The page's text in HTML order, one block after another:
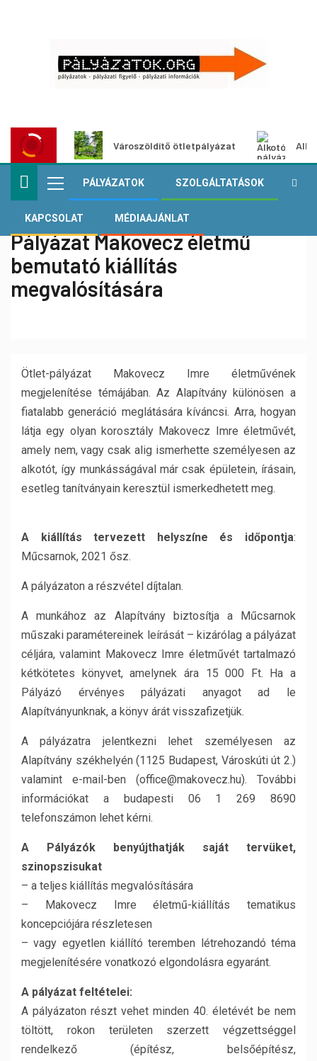
Városzöldítő ötletpályázat
PÁLYÁZATOK SZOLGÁLTATÁSOK
KAPCSOLAT MÉDIAAJÁNLAT
Pályázat Makovecz életmű
bemutató kiállítás
megvalósítására
Ötlet-pályázat Makovecz Imre életművének
megjelenítése témájában. Az Alapítvány különösen a
fiatalabb generáció meglátására kíváncsi. Arra, hogyan
látja egy olyan korosztály Makovecz Imre életművét,
amely nem, vagy csak alig ismerhette személyesen az
alkotót, így munkásságával már csak épületein, írásain,
esetleg tanítványain keresztül ismerkedhetett meg.
A kiállítás tervezett helyszíne és időpontja:
Műcsarnok, 2021 ősz.
A pályázaton a részvétel díjtalan.
A munkához az Alapítvány biztosítja a Műcsarnok
műszaki paramétereinek leírását – kizárólag a pályázat
céljára, valamint Makovecz Imre életművét tartalmazó
kétkötetes könyvet, amelynek ára 15 000 Ft. Ha a
Pályázó érvényes pályázati anyagot ad le
Alapítványunknak, a könyv árát visszafizetjük.
A pályázatra jelentkezni lehet személyesen az
Alapítvány székhelyén (1125 Budapest, Városkúti út 2.)
valamint e-mail-ben (office@makovecz.hu). További
információkat a budapesti 06 1 269 8690
telefonszámon lehet kérni.
A Pályázók benyújthatják saját tervüket,
szinopszisukat
– a teljes kiállítás megvalósítására
– Makovecz Imre életmű-kiállítás tematikus
koncepciójára részletesen
– vagy egyetlen kiállító teremben létrehozandó téma
megjelenítésére vonatkozó elgondolásra egyaránt.
A pályázat feltételei:
A pályázaton részt vehet minden 40. életévét be nem
töltött, rokon területen szerzett végzettséggel
rendelkező (építész, belsőépítész,